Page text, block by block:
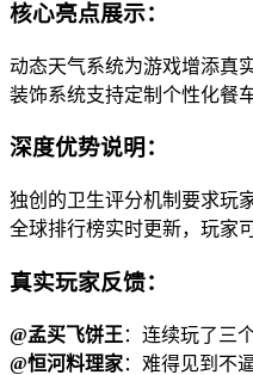
核心亮点展示：
动态天气系统为游戏增添真
装饰系统支持定制个性化餐
深度优势说明：
独创的卫生评分机制要求玩
全球排行榜实时更新，玩家
真实玩家反馈：
@孟买飞饼王 ：连续玩了三
@恒河料理家：难得见到不